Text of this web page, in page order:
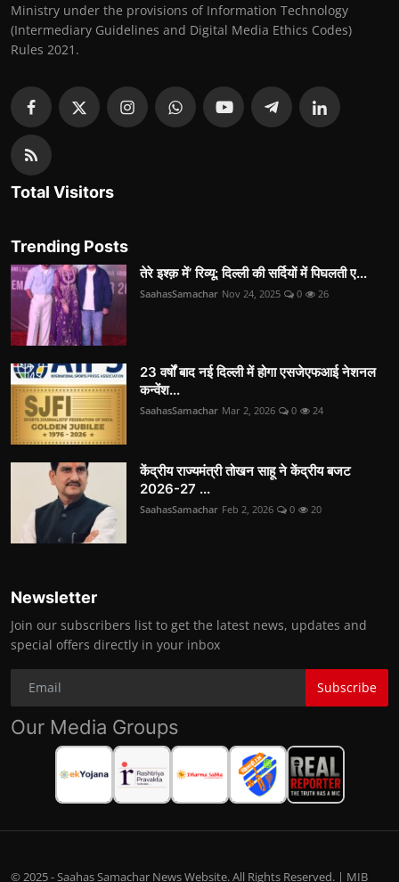
Ministry under the provisions of Information Technology
(Intermediary Guidelines and Digital Media Ethics Codes)
Rules 2021.
Total Visitors
Trending Posts
तेरे इश्क़ में’ रिव्यू: दिल्ली की सर्दियों में पिघलती ए...
SaahasSamachar Nov 24, 2025 0 26
23 वर्षों बाद नई दिल्ली में होगा एसजेएफआई नेशनल
कन्वेंश...
SaahasSamachar Mar 2, 2026 0 24
केंद्रीय राज्यमंत्री तोखन साहू ने केंद्रीय बजट
2026-27 ...
SaahasSamachar Feb 2, 2026 0 20
Newsletter
Join our subscribers list to get the latest news, updates and
special offers directly in your inbox
Subscribe
Our Media Groups
© 2025 - Saahas Samachar News Website. All Rights Reserved. | MIB